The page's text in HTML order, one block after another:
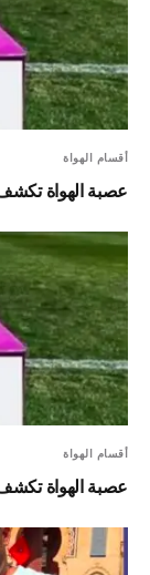
أقسام الهواة
عصبة الهواة
أقسام الهواة
عصبة الهواة